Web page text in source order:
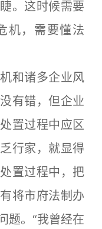
。这时候需要
机，需要懂法
和诸多企业风
有错，但企业
置过程中应区
行家，就显得
置过程中，把
将市府法制办
题。“我曾经在